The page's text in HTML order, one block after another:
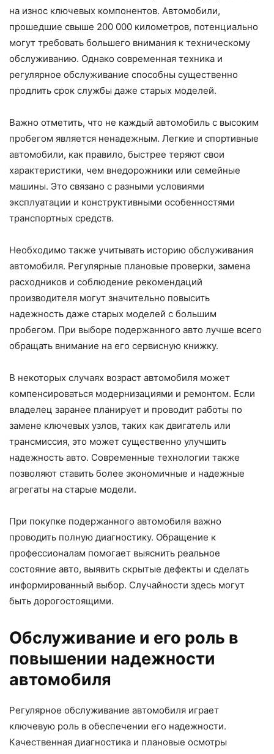
на износ ключевых компонентов. Автомобили,
прошедшие свыше 200 000 километров, потенциально
могут требовать большего внимания к техническому
обслуживанию. Однако современная техника и
регулярное обслуживание способны существенно
продлить срок службы даже старых моделей.
Важно отметить, что не каждый автомобиль с высоким
пробегом является ненадежным. Легкие и спортивные
автомобили, как правило, быстрее теряют свои
характеристики, чем внедорожники или семейные
машины. Это связано с разными условиями
эксплуатации и конструктивными особенностями
транспортных средств.
Необходимо также учитывать историю обслуживания
автомобиля. Регулярные плановые проверки, замена
расходников и соблюдение рекомендаций
производителя могут значительно повысить
надежность даже старых моделей с большим
пробегом. При выборе подержанного авто лучше всего
обращать внимание на его сервисную книжку.
В некоторых случаях возраст автомобиля может
компенсироваться модернизациями и ремонтом. Если
владелец заранее планирует и проводит работы по
замене ключевых узлов, таких как двигатель или
трансмиссия, это может существенно улучшить
надежность авто. Современные технологии также
позволяют ставить более экономичные и надежные
агрегаты на старые модели.
При покупке подержанного автомобиля важно
проводить полную диагностику. Обращение к
профессионалам помогает выяснить реальное
состояние авто, выявить скрытые дефекты и сделать
информированный выбор. Случайности здесь могут
быть дорогостоящими.
Обслуживание и его роль в
повышении надежности
автомобиля
Регулярное обслуживание автомобиля играет
ключевую роль в обеспечении его надежности.
Качественная диагностика и плановые осмотры